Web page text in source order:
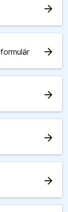
arrow_forward
arrow_forward
arrow_forward
arrow_forward
arrow_forward